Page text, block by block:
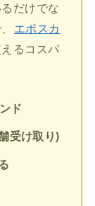
だけでな
エポスカ
るコスパ
ド
受け取り)